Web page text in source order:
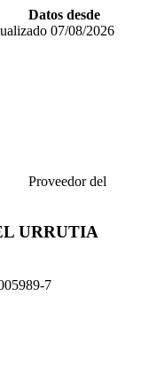
Datos desde
07/08/2026
Proveedor del
URRUTIA
7